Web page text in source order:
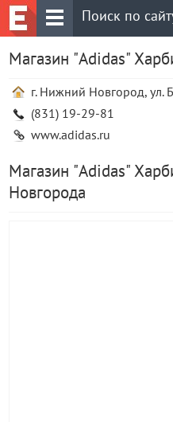
Магазин "Adidas"
г. Нижний Новгород, ул.
(831) 19-29-81
www.adidas.ru
Магазин "Adidas"
Новгорода